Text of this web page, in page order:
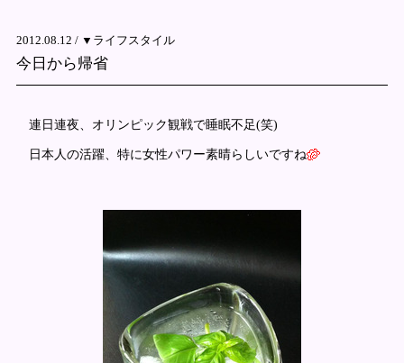
2012.08.12 / ▼ライフスタイル
今日から帰省
連日連夜、オリンピック観戦で睡眠不足(笑)
日本人の活躍、特に女性パワー素晴らしいですね